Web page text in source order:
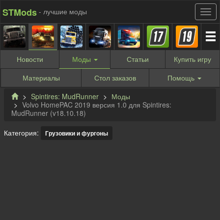
STMods - лучшие моды
Новости Моды Статьи Купить игру
Материалы
Стол заказов
Помощь
Spintires: MudRunner
Моды
Volvo HomePAC 2019 версия 1.0 для Spintires:
MudRunner (v18.10.18)
Категория: Грузовики и фургоны